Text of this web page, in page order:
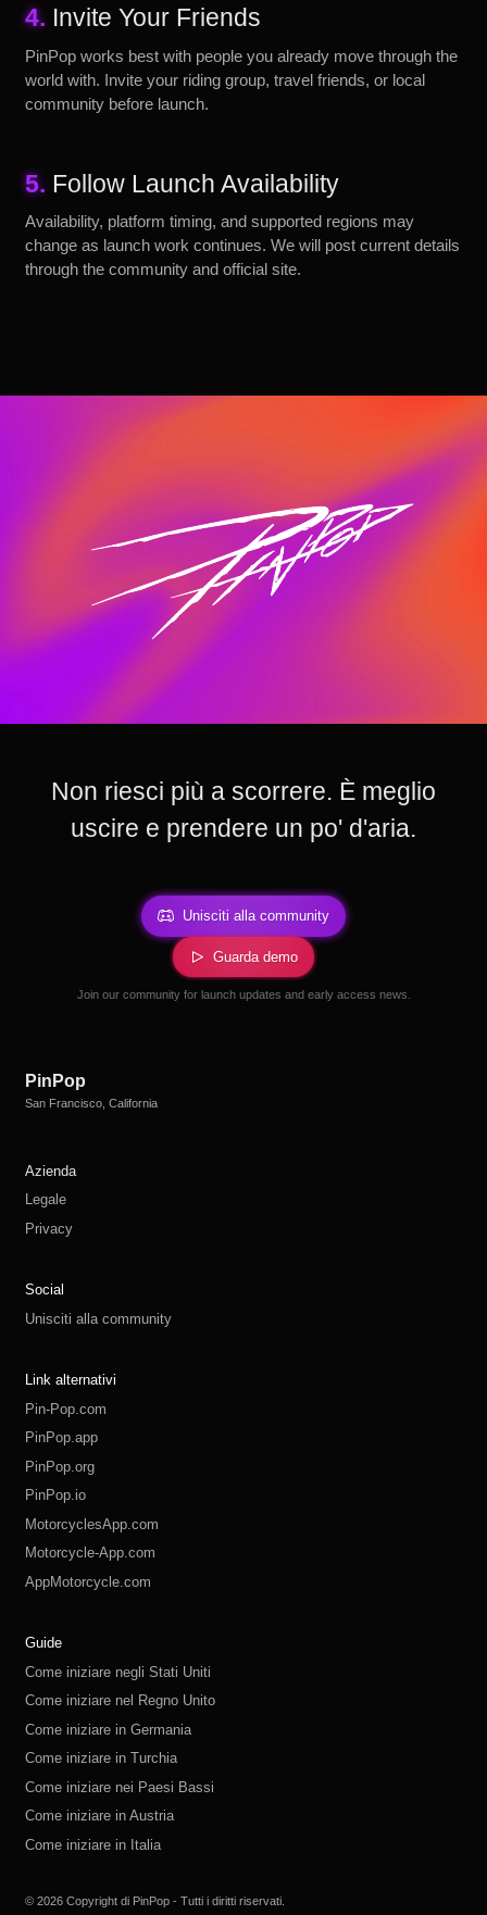
4. Invite Your Friends
PinPop works best with people you already move through the
world with. Invite your riding group, travel friends, or local
community before launch.
5. Follow Launch Availability
Availability, platform timing, and supported regions may
change as launch work continues. We will post current details
through the community and official site.
Non riesci più a scorrere. È meglio
uscire e prendere un po' d'aria.
Unisciti alla community
Guarda demo
Join our community for launch updates and early access news.
PinPop
San Francisco, California
Azienda
Legale
Privacy
Social
Unisciti alla community
Link alternativi
Pin-Pop.com
PinPop.app
PinPop.org
PinPop.io
MotorcyclesApp.com
Motorcycle-App.com
AppMotorcycle.com
Guide
Come iniziare negli Stati Uniti
Come iniziare nel Regno Unito
Come iniziare in Germania
Come iniziare in Turchia
Come iniziare nei Paesi Bassi
Come iniziare in Austria
Come iniziare in Italia
© 2026 Copyright di PinPop - Tutti i diritti riservati.